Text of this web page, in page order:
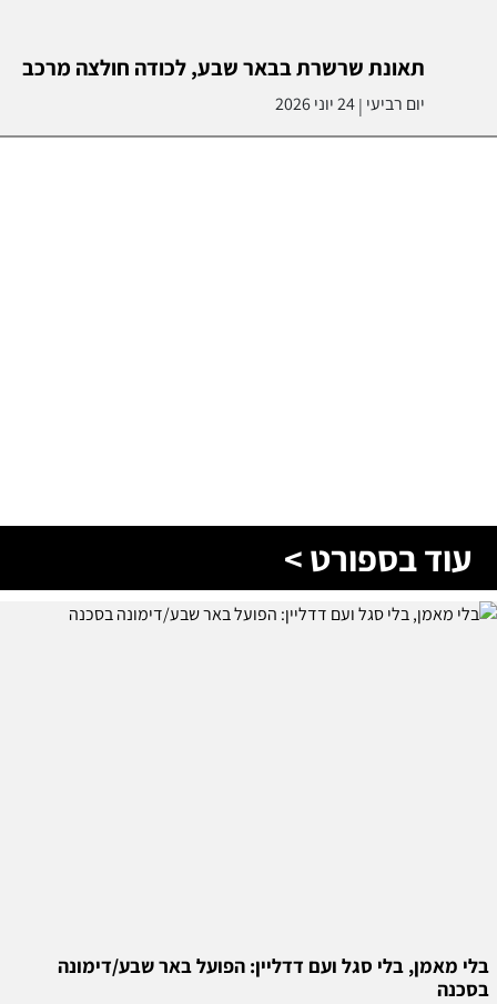
תאונת שרשרת בבאר שבע, לכודה חולצה מרכב
יום רביעי |24 יוני 2026
עוד בספורט >
בלי מאמן, בלי סגל ועם דדליין: הפועל באר שבע/דימונה
בסכנה